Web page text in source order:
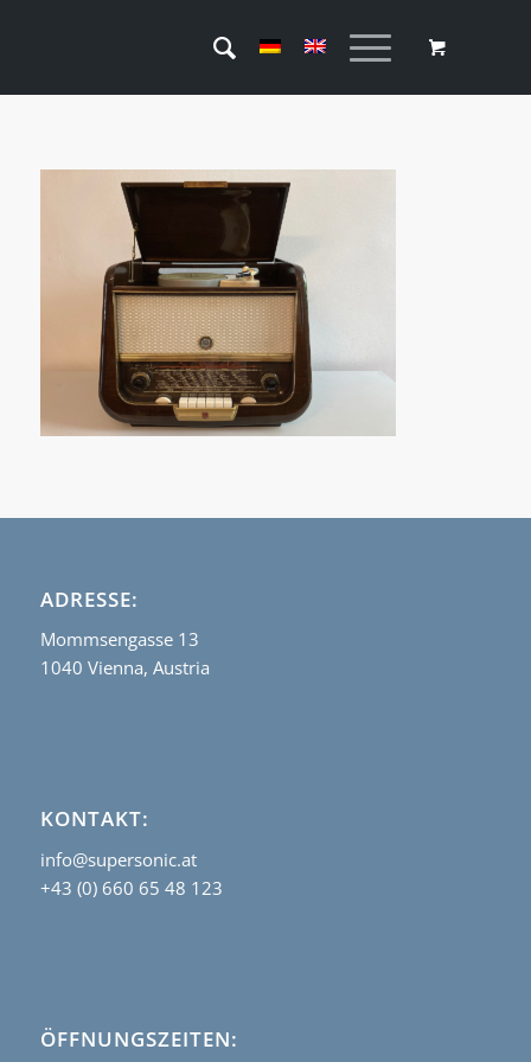
ADRESSE:
Mommsengasse 13
1040 Vienna, Austria
KONTAKT:
info@supersonic.at
+43 (0) 660 65 48 123
ÖFFNUNGSZEITEN: